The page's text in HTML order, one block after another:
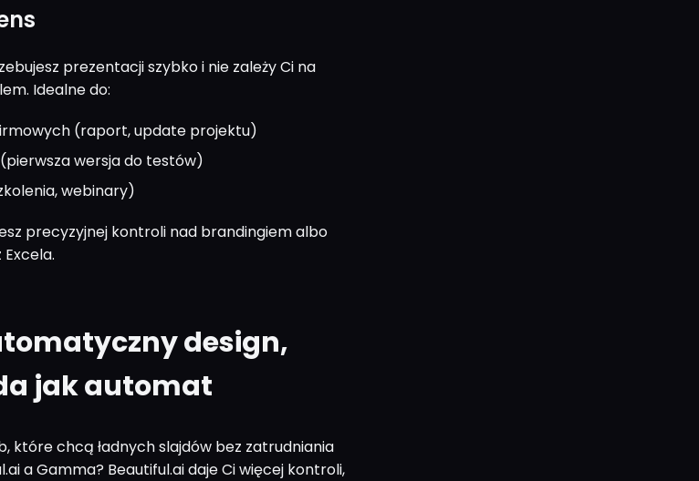
prezentacji szybko i nie zależy Ci na
Idealne do:
(raport, update projektu)
wersja do testów)
webinary)
precyzyjnej kontroli nad brandingiem albo
design,
jak automat
które chcą ładnych slajdów bez zatrudniania
a Gamma? Beautiful.ai daje Ci więcej kontroli,